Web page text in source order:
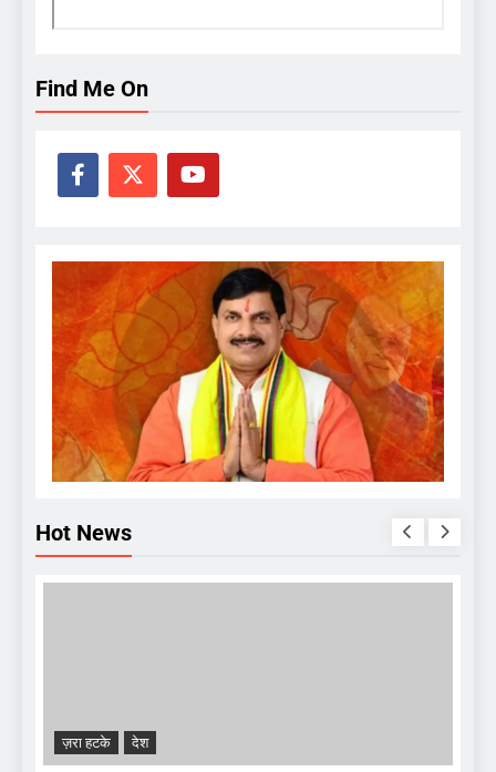
Find Me On
Hot News
ज़रा हटके देश